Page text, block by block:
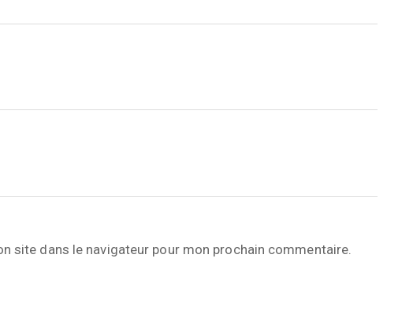
site dans le navigateur pour mon prochain commentaire.